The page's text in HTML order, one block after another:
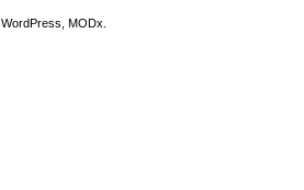
WordPress, MODx.